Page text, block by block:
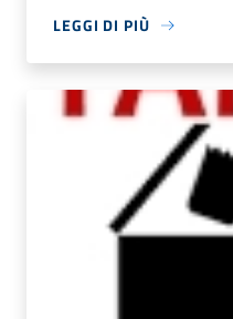
LEGGI DI PIÙ